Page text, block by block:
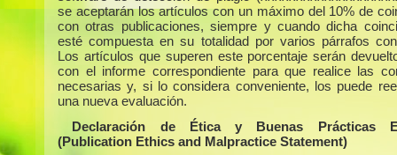
se aceptarán los artículos con un máximo del 10% de
con otras publicaciones, siempre y cuando dicha
esté compuesta en su totalidad por varios párrafos
Los artículos que superen este porcentaje serán
con el informe correspondiente para que realice las
necesarias y, si lo considera conveniente, los puede
una nueva evaluación.
Declaración de Ética y Buenas Prácticas
(Publication Ethics and Malpractice Statement)